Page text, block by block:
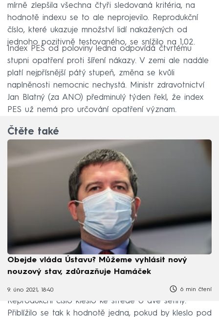
mírně zlepšila všechna čtyři sledovaná kritéria, na
hodnotě indexu se to ale neprojevilo. Reprodukční
číslo, které ukazuje množství lidí nakažených od
jednoho pozitivně testovaného, se snížilo na 1,02.
Index PES od poloviny ledna odpovídá čtvrtému
stupni opatření proti šíření nákazy. V zemi ale nadále
platí nejpřísnější pátý stupeň, změna se kvůli
naplněnosti nemocnic nechystá. Ministr zdravotnictví
Jan Blatný (za ANO) předminulý týden řekl, že index
PES už nemá pro určování opatření význam.
Čtěte také
Obejde vláda Ústavu? Můžeme vyhlásit nový
nouzový stav, zdůrazňuje Hamáček
9. úno 2021, 18:40 6 min čtení
Reprodukční číslo kleslo ke středě o dvě setiny.
Přiblížilo se tak k hodnotě jedna, pokud by kleslo pod